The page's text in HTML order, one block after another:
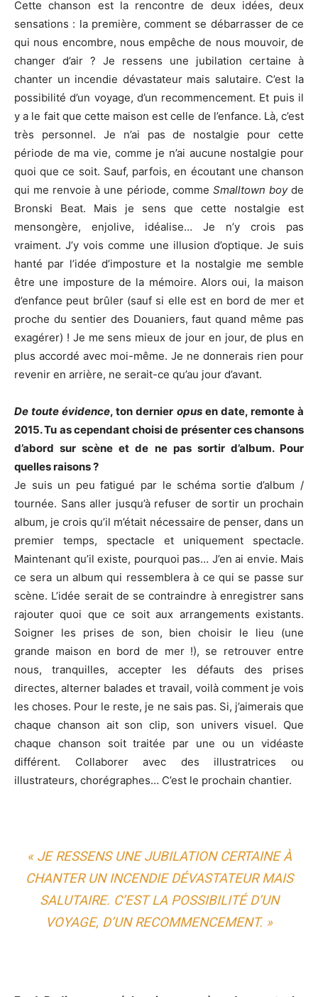
Cette chanson est la rencontre de deux idées, deux
sensations : la première, comment se débarrasser de ce
qui nous encombre, nous empêche de nous mouvoir, de
changer d’air ? Je ressens une jubilation certaine à
chanter un incendie dévastateur mais salutaire. C’est la
possibilité d’un voyage, d’un recommencement. Et puis il
y a le fait que cette maison est celle de l’enfance. Là, c’est
très personnel. Je n’ai pas de nostalgie pour cette
période de ma vie, comme je n’ai aucune nostalgie pour
quoi que ce soit. Sauf, parfois, en écoutant une chanson
qui me renvoie à une période, comme Smalltown boyde
Bronski Beat. Mais je sens que cette nostalgie est
mensongère, enjolive, idéalise… Je n’y crois pas
vraiment. J’y vois comme une illusion d’optique. Je suis
hanté par l’idée d’imposture et la nostalgie me semble
être une imposture de la mémoire. Alors oui, la maison
d’enfance peut brûler (sauf si elle est en bord de mer et
proche du sentier des Douaniers, faut quand même pas
exagérer) ! Je me sens mieux de jour en jour, de plus en
plus accordé avec moi-même. Je ne donnerais rien pour
revenir en arrière, ne serait-ce qu’au jour d’avant.
De toute évidence, ton dernier opusen date, remonte à
2015. Tu as cependant choisi de présenter ces chansons
d’abord sur scène et de ne pas sortir d’album. Pour
quelles raisons ?
Je suis un peu fatigué par le schéma sortie d’album /
tournée. Sans aller jusqu’à refuser de sortir un prochain
album, je crois qu’il m’était nécessaire de penser, dans un
premier temps, spectacle et uniquement spectacle.
Maintenant qu’il existe, pourquoi pas… J’en ai envie. Mais
ce sera un album qui ressemblera à ce qui se passe sur
scène. L’idée serait de se contraindre à enregistrer sans
rajouter quoi que ce soit aux arrangements existants.
Soigner les prises de son, bien choisir le lieu (une
grande maison en bord de mer !), se retrouver entre
nous, tranquilles, accepter les défauts des prises
directes, alterner balades et travail, voilà comment je vois
les choses. Pour le reste, je ne sais pas. Si, j’aimerais que
chaque chanson ait son clip, son univers visuel. Que
chaque chanson soit traitée par une ou un vidéaste
différent. Collaborer avec des illustratrices ou
illustrateurs, chorégraphes… C’est le prochain chantier.
« JE RESSENS UNE JUBILATION CERTAINE À
CHANTER UN INCENDIE DÉVASTATEUR MAIS
SALUTAIRE. C’EST LA POSSIBILITÉ D’UN
VOYAGE, D’UN RECOMMENCEMENT. »